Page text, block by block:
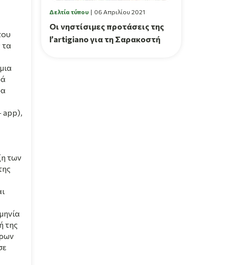
τα
app),
των
της
Δελτία τύπου 06 Απριλίου 2021
Οι νηστίσιμες προτάσεις της
l’artigiano για τη Σαρακοστή